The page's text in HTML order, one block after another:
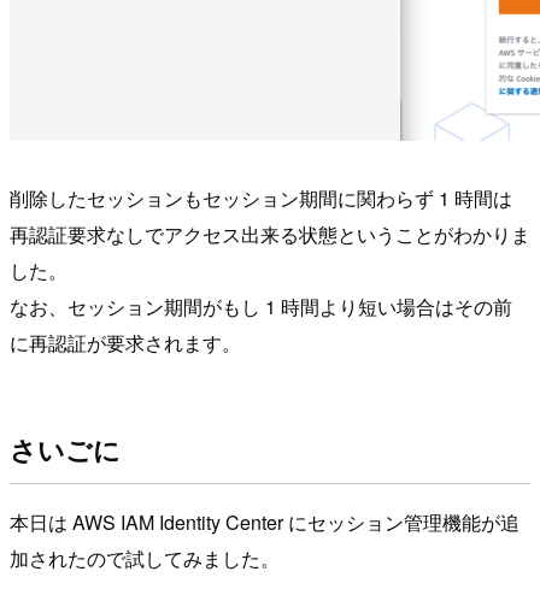
削除したセッションもセッション期間に関わらず 1 時間は
再認証要求なしでアクセス出来る状態ということがわかりま
した。
なお、セッション期間がもし 1 時間より短い場合はその前
に再認証が要求されます。
さいごに
本日は AWS IAM Identity Center にセッション管理機能が追
加されたので試してみました。